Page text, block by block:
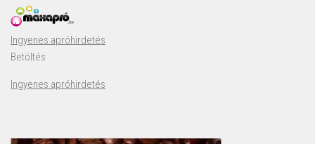
Ingyenes apróhirdetés
Betöltés
Ingyenes apróhirdetés